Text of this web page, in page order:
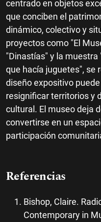
centrado en objetos
que conciben el
dinámico, colectivo y
proyectos como "El
"Dinastías" y la
que hacía juguetes", se
diseño expositivo
resignificar territorios y
cultural. El museo deja
convertirse en un
participación
Referencias
Bishop, Claire.
Contemporary in